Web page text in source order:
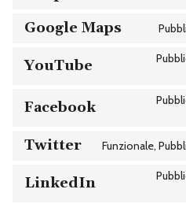
Google Maps
YouTube
Facebook
Twitter Funzionale,
LinkedIn